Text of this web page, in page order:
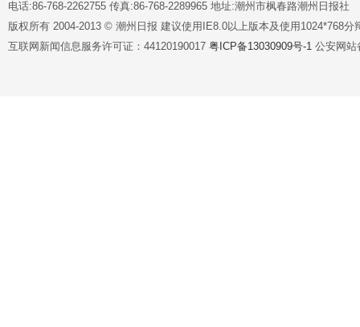
电话:86-768-2262755 传真:86-768-2289965 地址:潮州市枫春路潮州日报社
版权所有 2004-2013 © 潮州日报 建议使用IE8.0以上版本及使用1024*768分
互联网新闻信息服务许可证：44120190017 粤ICP备13030909号-1 公安网站